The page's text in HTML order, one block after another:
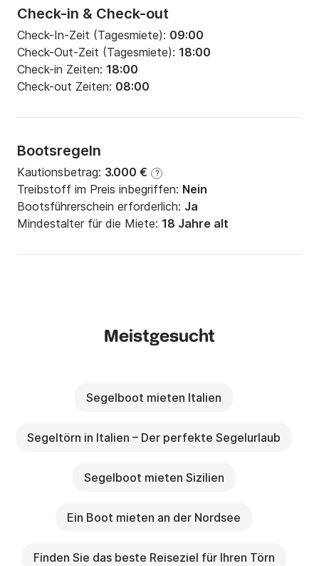
Check-in & Check-out
Check-In-Zeit (Tagesmiete): 09:00
Check-Out-Zeit (Tagesmiete): 18:00
Check-in Zeiten: 18:00
Check-out Zeiten: 08:00
Bootsregeln
Kautionsbetrag: 3.000 € ?
Treibstoff im Preis inbegriffen: Nein
Bootsführerschein erforderlich: Ja
Mindestalter für die Miete: 18 Jahre alt
Meistgesucht
Segelboot mieten Italien
Segeltörn in Italien – Der perfekte Segelurlaub
Segelboot mieten Sizilien
Ein Boot mieten an der Nordsee
Finden Sie das beste Reiseziel für Ihren Törn